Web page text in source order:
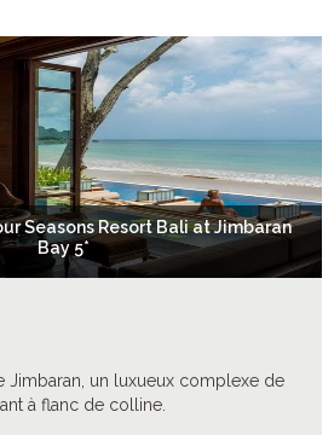
Seasons Resort Bali at Jimbaran
Bay 5*
Jimbaran, un luxueux complexe de
à flanc de colline.